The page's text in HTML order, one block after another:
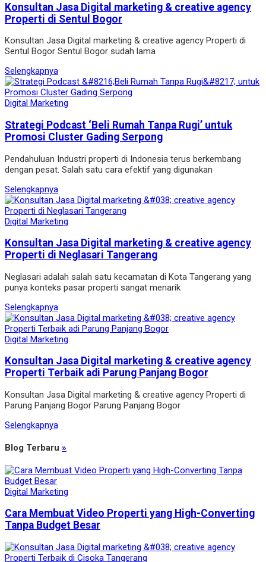
Konsultan Jasa Digital marketing & creative agency
Properti di Sentul Bogor
Konsultan Jasa Digital marketing & creative agency Properti di
Sentul Bogor Sentul Bogor sudah lama
Selengkapnya
Digital Marketing
Strategi Podcast ‘Beli Rumah Tanpa Rugi’ untuk
Promosi Cluster Gading Serpong
Pendahuluan Industri properti di Indonesia terus berkembang
dengan pesat. Salah satu cara efektif yang digunakan
Selengkapnya
Digital Marketing
Konsultan Jasa Digital marketing & creative agency
Properti di Neglasari Tangerang
Neglasari adalah salah satu kecamatan di Kota Tangerang yang
punya konteks pasar properti sangat menarik
Selengkapnya
Digital Marketing
Konsultan Jasa Digital marketing & creative agency
Properti Terbaik adi Parung Panjang Bogor
Konsultan Jasa Digital marketing & creative agency Properti di
Parung Panjang Bogor Parung Panjang Bogor
Selengkapnya
Blog Terbaru »
Digital Marketing
Cara Membuat Video Properti yang High-Converting
Tanpa Budget Besar